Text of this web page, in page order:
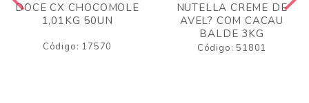
DOCE CX CHOCOMOLE
1,01KG 50UN
Código: 17570
NUTELLA CREME DE
AVEL? COM CACAU
BALDE 3KG
Código: 51801